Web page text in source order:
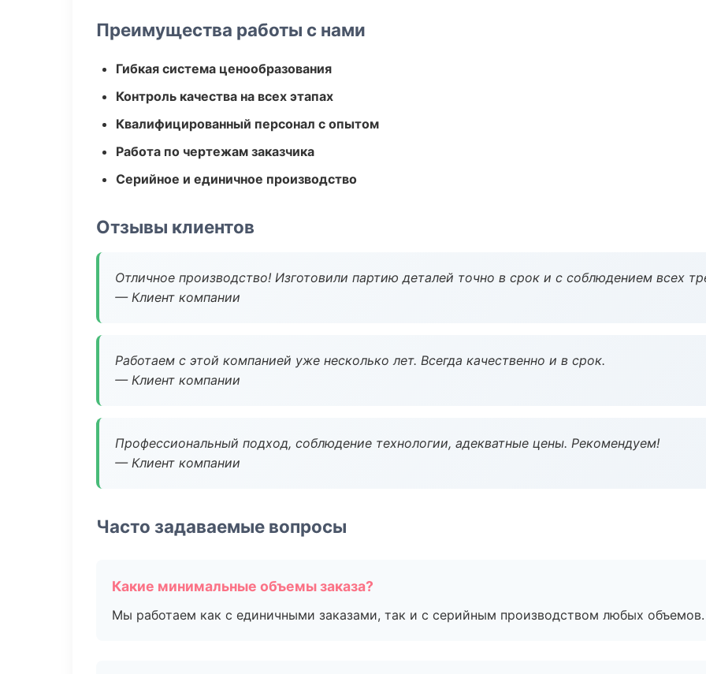
Преимущества работы с нами
Гибкая система ценообразования
Контроль качества на всех этапах
Квалифицированный персонал с опытом
Работа по чертежам заказчика
Серийное и единичное производство
Отзывы клиентов
Отличное производство! Изготовили партию деталей точно в срок и с соблюдением всех
— Клиент компании
Работаем с этой компанией уже несколько лет. Всегда качественно и в срок.
— Клиент компании
Профессиональный подход, соблюдение технологии, адекватные цены. Рекомендуем!
— Клиент компании
Часто задаваемые вопросы
Какие минимальные объемы заказа?
Мы работаем как с единичными заказами, так и с серийным производством любых объемов.